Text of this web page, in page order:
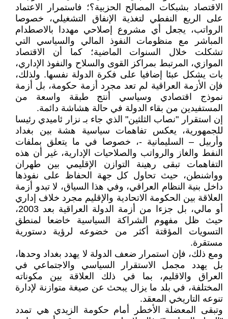
الاقتصاد بشبكات المصالح الحزبية؟؛ فاستمرار الاعتماد
على الريع النفطي لتغذية الإنفاق التشغيلي، خصوصا
الرواتب، يجعل أي مشروع إصلاحي مهددا بالاصطدام
المباشر مع منظومات النفوذ المالي والسياسي التي
تشكلت خلال السنوات الماضية؛ كما أن الاقتصاد
الموازي، المرتبط بمراكز القوى والسلاح والنفوذ الإداري،
بات يشكل عبئا إضافيا على فكرة الدولة نفسها. ولذلك،
فإن الأزمة العراقية لم تعد مجرد أزمة حكومة، بل أزمة
نموذج اقتصادي وسياسي أنتج طبقة واسعة من
المستفيدين من بقاء الدولة في حالة هشاشة دائمة.
إن استقرار "نصاب الثلثين" الذي جاء بـ نزار ئاميدي رئيسا
للجمهورية، يعكس تفاهمات سياسية هشة بين بغداد
وأربيل – السليمانية -، خصوصا في ما يتعلق بملفات
النفط والغاز والرواتب والصلاحيات الإدارية، غير أن هذه
التفاهمات تبقى رهينة التوازن الإقليمي بين طهران
وواشنطن، حيث تحاول كل جهة الحفاظ على نفوذها
داخل بنية النظام العراقي، وفي هذا السياق، لا تبدو أزمة
العلاقة بين الحكومة الاتحادية والإقليم مجرد خلاف إداري
أو مالي، بل جزءا من أزمة الدولة العراقية بعد 2003،
حيث ظل مفهوم الشراكة السياسية خاضعا لمنطق
التسويات المؤقتة أكثر من خضوعه لرؤية دستورية
مستقرة.
ومع ذلك، فإن استمرار ضعف الدولة لا يهدد بغداد وحدها،
بل يهدد مجمل الاستقرار السياسي والاجتماعي في
العراق والاقليم، بما في ذلك العلاقة بين مكوناته
المختلفة، في بلد ما يزال يبحث عن صيغة متوازنة لإدارة
تنوعه التاريخي المعقد.
وتبقى المعضلة الأخطر أمام حكومة الزيدي هي تمدد